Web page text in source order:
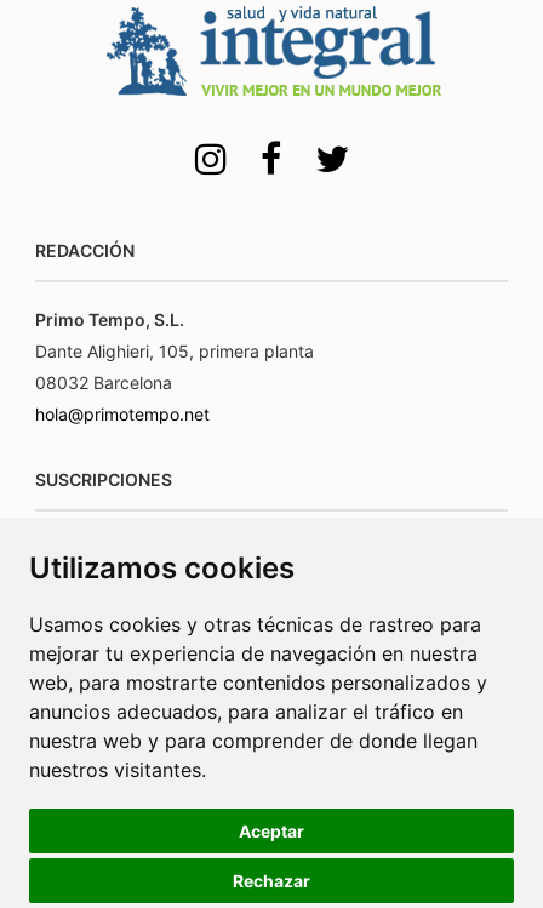
Utilizamos cookies
Usamos cookies y otras técnicas de rastreo para
mejorar tu experiencia de navegación en nuestra
web, para mostrarte contenidos personalizados y
anuncios adecuados, para analizar el tráfico en
nuestra web y para comprender de donde llegan
nuestros visitantes.
Aceptar
Rechazar
REDACCIÓN
Primo Tempo, S.L.
Dante Alighieri, 105, primera planta
08032 Barcelona
hola@primotempo.net
SUSCRIPCIONES
www.connecorrevistas.com
PUBLICIDAD